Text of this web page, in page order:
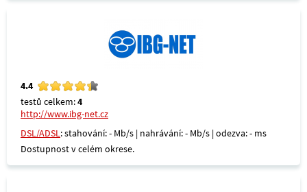
4.4
testů celkem:4
http://www.ibg-net.cz
DSL/ADSL: stahování: - Mb/s | nahrávání: - Mb/s | odezva: - ms
Dostupnost v celém okrese.